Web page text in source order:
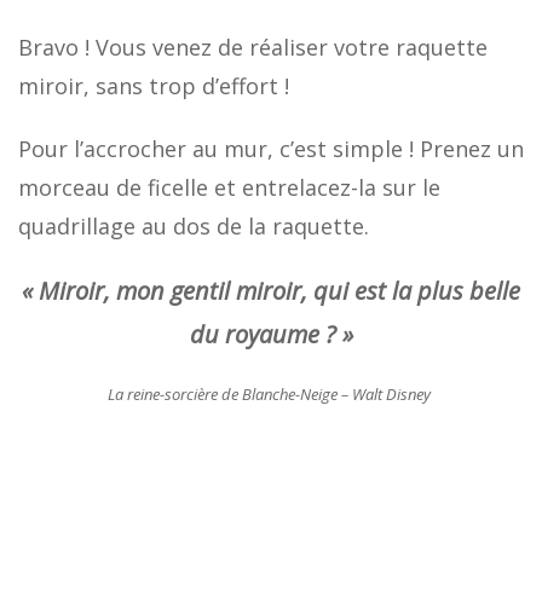
Bravo ! Vous venez de réaliser votre raquette
miroir, sans trop d’effort !
Pour l’accrocher au mur, c’est simple ! Prenez un
morceau de ficelle et entrelacez-la sur le
quadrillage au dos de la raquette.
« Miroir, mon gentil miroir, qui est la plus belle
du royaume ? »
La reine-sorcière de Blanche-Neige – Walt Disney